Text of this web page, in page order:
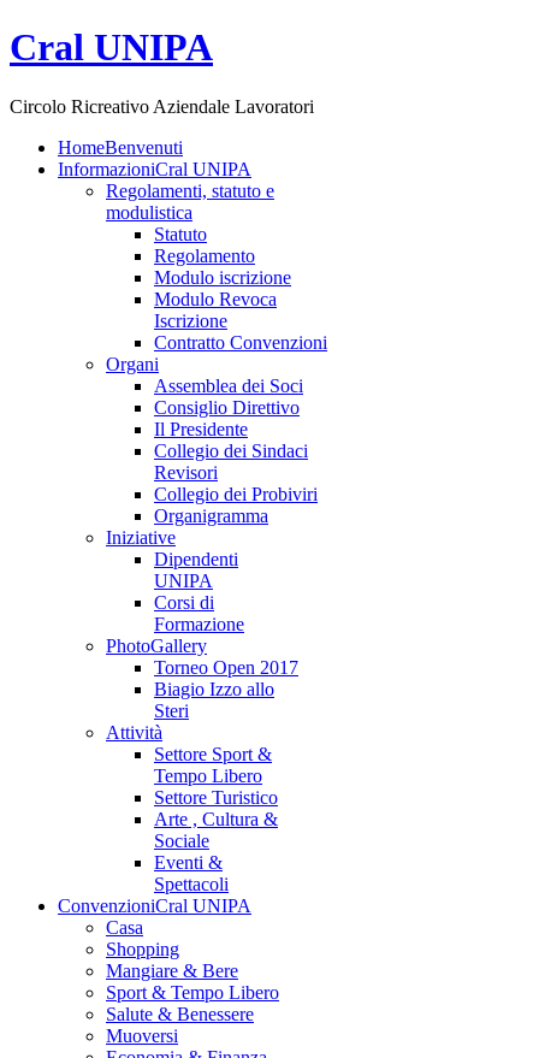
Cral UNIPA
Circolo Ricreativo Aziendale Lavoratori
HomeBenvenuti
InformazioniCral UNIPA
Regolamenti, statuto e
modulistica
Statuto
Regolamento
Modulo iscrizione
Modulo Revoca
Iscrizione
Contratto Convenzioni
Organi
Assemblea dei Soci
Consiglio Direttivo
Il Presidente
Collegio dei Sindaci
Revisori
Collegio dei Probiviri
Organigramma
Iniziative
Dipendenti
UNIPA
Corsi di
Formazione
PhotoGallery
Torneo Open 2017
Biagio Izzo allo
Steri
Attività
Settore Sport &
Tempo Libero
Settore Turistico
Arte , Cultura &
Sociale
Eventi &
Spettacoli
ConvenzioniCral UNIPA
Casa
Shopping
Mangiare & Bere
Sport & Tempo Libero
Salute & Benessere
Muoversi